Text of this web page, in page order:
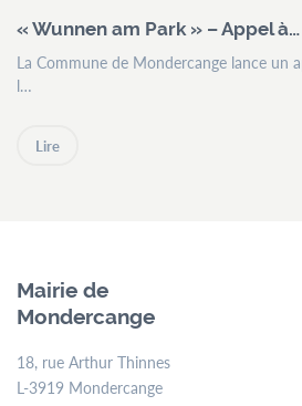
« Wunnen am Park » – Appel à…
La Commune de Mondercange lance un
l…
Lire
Mairie de
Mondercange
18, rue Arthur Thinnes
L-3919 Mondercange